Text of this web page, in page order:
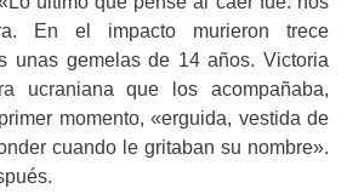
En el impacto murieron trece
unas gemelas de 14 años. Victoria
ucraniana que los acompañaba,
momento, «erguida, vestida de
cuando le gritaban su nombre».